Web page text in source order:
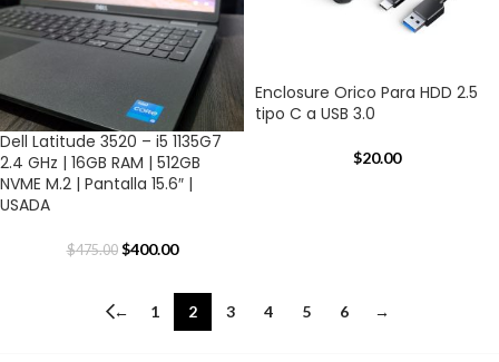
Dell Latitude 3520 – i5 1135G7
2.4 GHz | 16GB RAM | 512GB
NVME M.2 | Pantalla 15.6″ |
USADA
$475.00 $400.00
Enclosure Orico Para HDD 2.5
tipo C a USB 3.0
$20.00
← 1 2 3 4 5 6 →